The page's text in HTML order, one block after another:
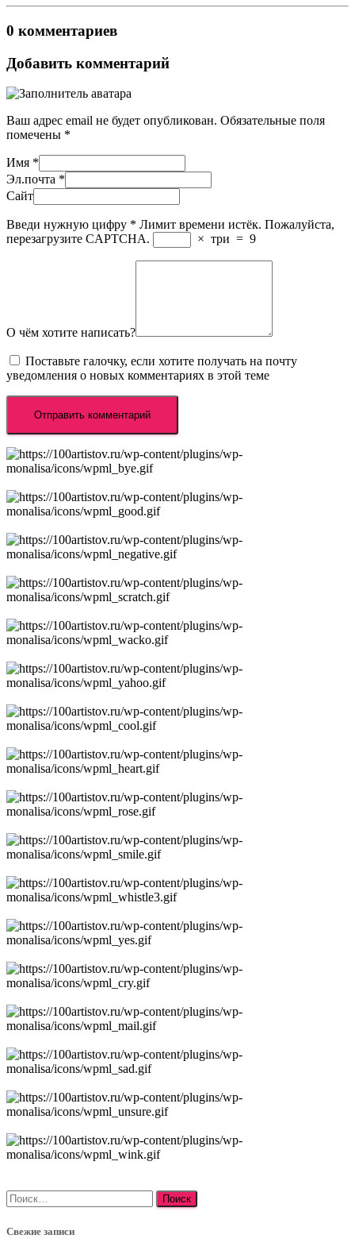
0 комментариев
Добавить комментарий
Ваш адрес email не будет опубликован. Обязательные поля
помечены *
Имя *
Эл.почта *
Сайт
Введи нужную цифру * Лимит времени истёк. Пожалуйста,
перезагрузите CAPTCHA.
× три = 9
О чём хотите написать?
Поставьте галочку, если хотите получать на почту
уведомления о новых комментариях в этой теме
Найти:
Свежие записи